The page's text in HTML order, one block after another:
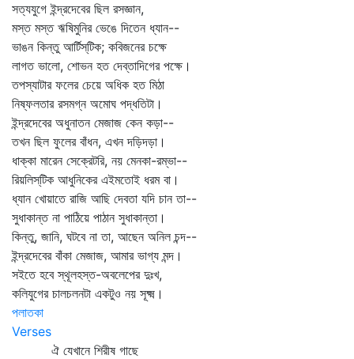
সত্যযুগে ইন্দ্রদেবের ছিল রসজ্ঞান,
মস্ত মস্ত ঋষিমুনির ভেঙে দিতেন ধ্যান--
ভাঙন কিন্তু আর্টিস্‌টিক; কবিজনের চক্ষে
লাগত ভালো, শোভন হত দেব্‌তাদিগের পক্ষে।
তপস্যাটার ফলের চেয়ে অধিক হত মিঠা
নিষ্ফলতার রসমগ্ন অমোঘ পদ্ধতিটা।
ইন্দ্রদেবের অধুনাতন মেজাজ কেন কড়া--
তখন ছিল ফুলের বাঁধন, এখন দড়িদড়া।
ধাক্কা মারেন সেক্রেটরি, নয় মেনকা-রম্ভা--
রিয়লিস্‌টিক আধুনিকের এইমতোই ধরম বা।
ধ্যান খোয়াতে রাজি আছি দেবতা যদি চান তা--
সুধাকান্ত না পাঠিয়ে পাঠান সুধাকান্তা।
কিন্তু, জানি, ঘটবে না তা, আছেন অনিল চন্দ--
ইন্দ্রদেবের বাঁকা মেজাজ, আমার ভাগ্য মন্দ।
সইতে হবে স্থূলহস্ত-অবলেপের দুঃখ,
কলিযুগের চালচলনটা একটুও নয় সূক্ষ্ম।
পলাতকা
Verses
ঐ যেখানে শিরীষ গাছে